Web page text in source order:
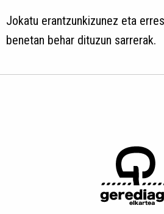
Jokatu erantzunkizunez eta
benetan behar dituzun sarrerak.